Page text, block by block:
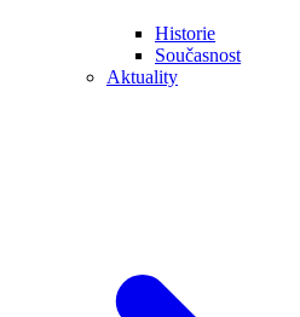
Historie
Současnost
Aktuality